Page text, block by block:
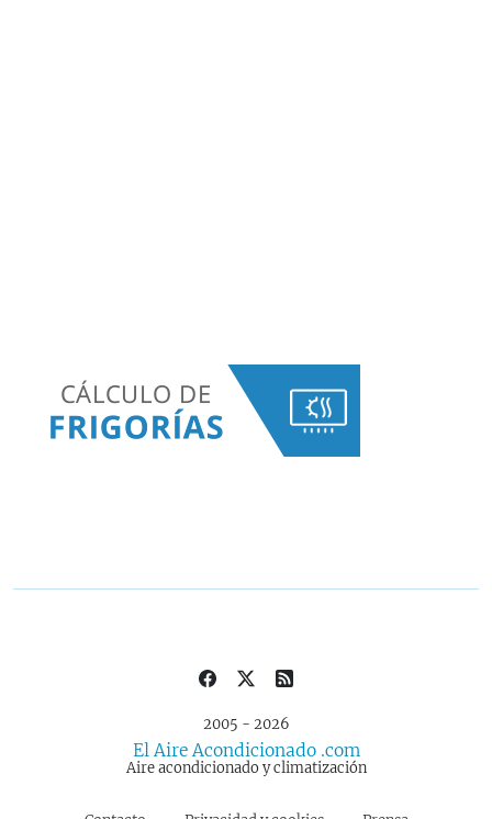
2005 - 2026
El Aire Acondicionado .com
Aire acondicionado y climatización